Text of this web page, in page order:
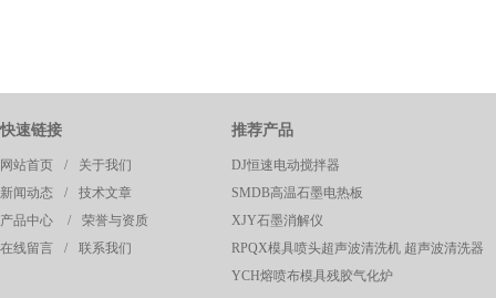
快速链接
网站首页 /
关于我们
新闻动态
/
技术文章
产品中心
/
荣誉与资质
在线留言
/ 联系我们
推荐产品
DJ恒速电动搅拌器
SMDB高温石墨电热板
XJY石墨消解仪
RPQX模具喷头超声波清洗机 超声波清洗器
YCH熔喷布模具残胶气化炉